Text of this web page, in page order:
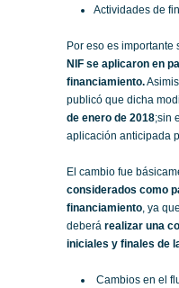
Actividades de
Por eso es importante
NIF se aplicaron en
financiamiento.
publicó que dicha
de enero de 2018;sin
aplicación anticipada
El cambio fue
considerados como
financiamiento, ya
deberá realizar una
iniciales y finales de
Cambios en el